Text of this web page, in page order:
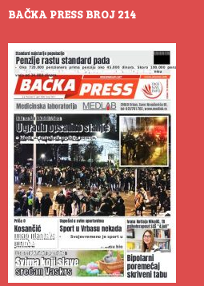
BAČKA PRESS BROJ 214